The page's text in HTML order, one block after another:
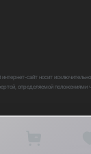
сайт носит
определяемой